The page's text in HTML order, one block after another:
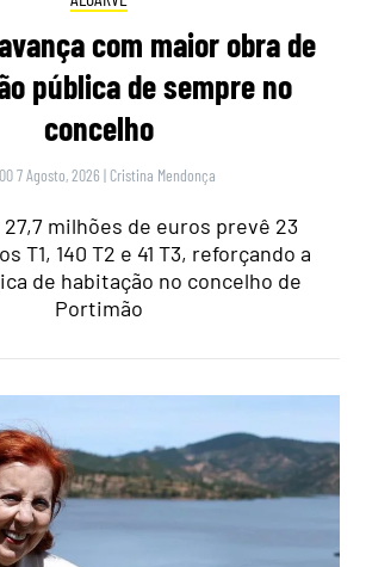
com maior obra de
pública de sempre no
concelho
7 Agosto, 2026 | Cristina Mendonça
milhões de euros prevê 23
T1, 140 T2 e 41 T3, reforçando a
de habitação no concelho de
Portimão